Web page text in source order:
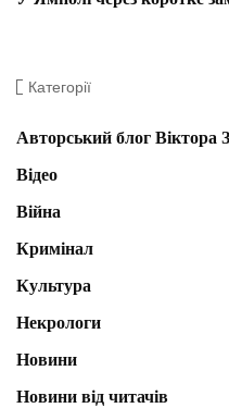
Категорії
Авторський блог Віктора
Відео
Війна
Кримінал
Культура
Некрологи
Новини
Новини від читачів